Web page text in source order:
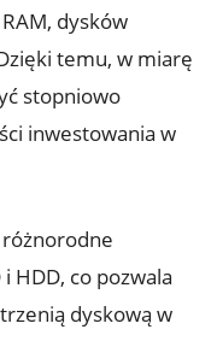
dysków
temu, w miarę
stopniowo
inwestowania w
różnorodne
HDD, co pozwala
dyskową w